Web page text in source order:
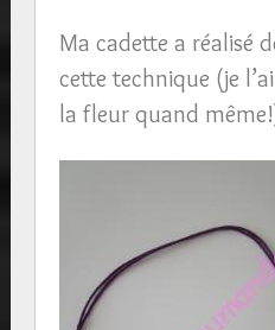
Ma cadette a réalisé
cette technique (je
la fleur quand